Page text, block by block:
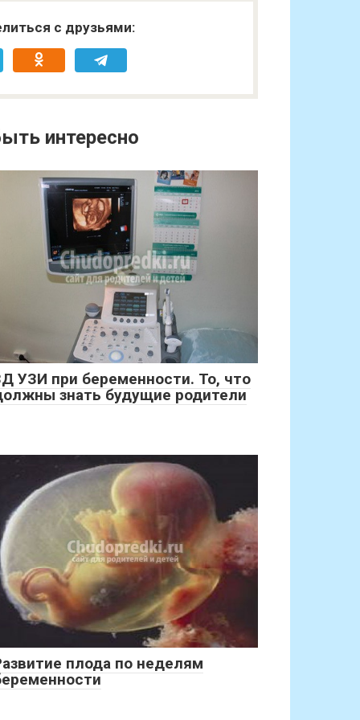
с друзьями:
интересно
УЗИ при беременности. То, что
знать будущие родители
плода по неделям